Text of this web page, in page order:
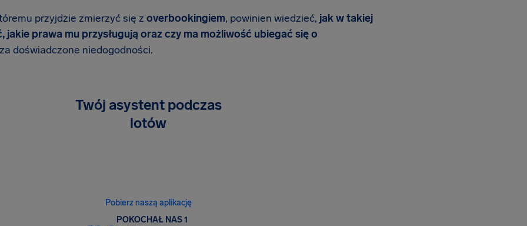
przyjdzie zmierzyć się z overbookingiem, powinien wiedzieć, jak w takiej
jakie prawa mu przysługują oraz czy ma możliwość ubiegać się o
za doświadczone niedogodności.
Twój asystent podczas
lotów
Pobierz naszą aplikację
POKOCHAŁ NAS 1